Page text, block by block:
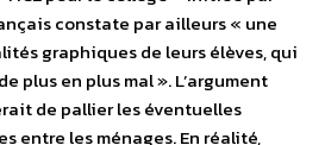
constate par ailleurs « une
graphiques de leurs élèves, qui
plus en plus mal ». L’argument
de pallier les éventuelles
entre les ménages. En réalité,